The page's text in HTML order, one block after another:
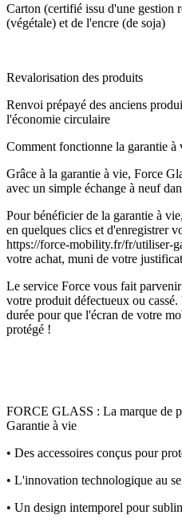
Carton (certifié issu d'une gestion
(végétale) et de l'encre (de soja)
Revalorisation des produits
Renvoi prépayé des anciens
l'économie circulaire
Comment fonctionne la garantie à
Grâce à la garantie à vie, Force
avec un simple échange à neuf
Pour bénéficier de la garantie à
en quelques clics et d'enregistrer
https://force-mobility.fr/fr/utiliser-
votre achat, muni de votre
Le service Force vous fait
votre produit défectueux ou
durée pour que l'écran de votre
protégé !
FORCE GLASS : La marque de
Garantie à vie
• Des accessoires conçus pour
• L'innovation technologique au
• Un design intemporel pour